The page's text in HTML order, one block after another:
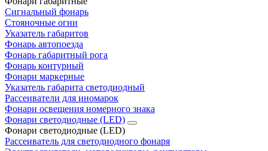
Сигнальный фонарь
Стояночные огни
Указатель габаритов
Фонарь автопоезда
Фонарь габаритный рога
Фонарь контурный
Фонари маркерные
Указатель габарита светодиодный
Рассеиватели для иномарок
Фонари освещения номерного знака
Фонари светодиодные (LED)
Фонари светодиодные (LED)
Рассеиватель для светодиодного фонаря